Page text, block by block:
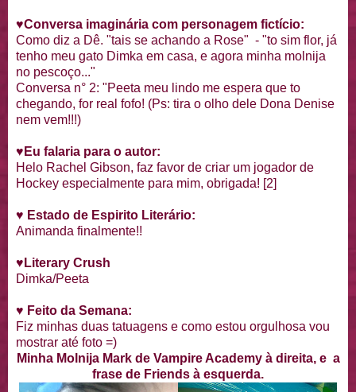
♥Conversa imaginária com personagem fictício:
Como diz a Dê. "tais se achando a Rose" - "to sim flor, já
tenho meu gato Dimka em casa, e agora minha molnija
no pescoço..."
Conversa n° 2: "Peeta meu lindo me espera que to
chegando, for real fofo! (Ps: tira o olho dele Dona Denise
nem vem!!!)
♥ Eu falaria para o autor:
Helo Rachel Gibson, faz favor de criar um jogador de
Hockey especialmente para mim, obrigada! [2]
♥ Estado de Espirito Literário:
Animanda finalmente!!
♥ Literary Crush
Dimka/Peeta
♥ Feito da Semana:
Fiz minhas duas tatuagens e como estou orgulhosa vou
mostrar até foto =)
Minha Molnija Mark de Vampire Academy à direita, e a
frase de Friends à esquerda.